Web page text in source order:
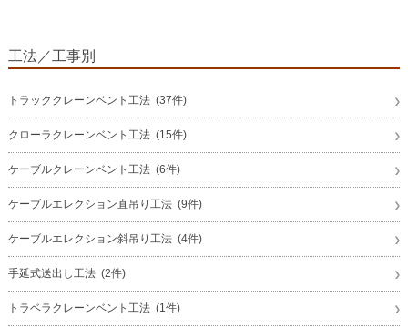
工法／工事別
トラッククレーンベント工法 (37件)
クローラクレーンベント工法 (15件)
ケーブルクレーンベント工法 (6件)
ケーブルエレクション直吊り工法 (9件)
ケーブルエレクション斜吊り工法 (4件)
手延式送出し工法 (2件)
トラベラクレーンベント工法 (1件)